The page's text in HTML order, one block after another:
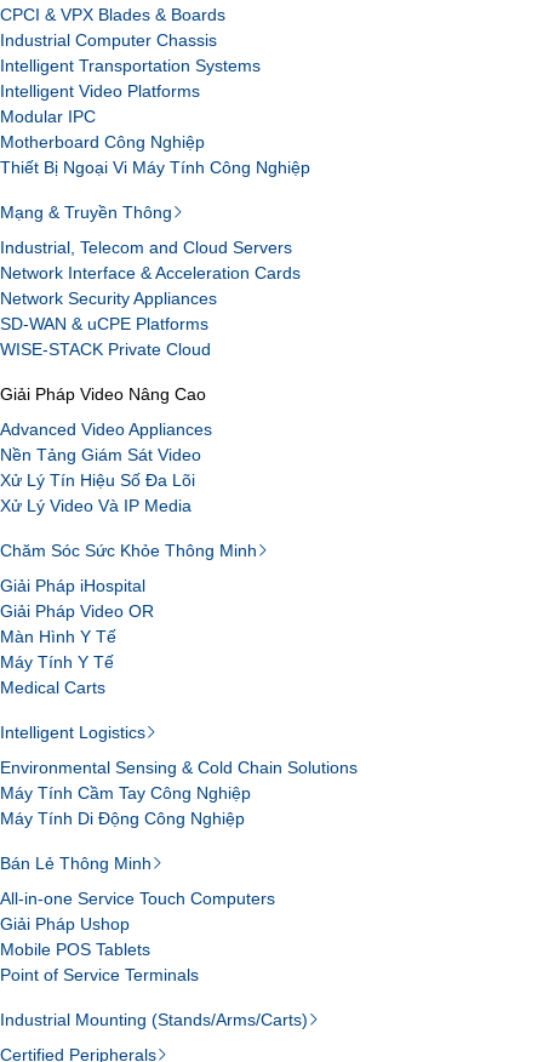
CPCI & VPX Blades & Boards
Industrial Computer Chassis
Intelligent Transportation Systems
Intelligent Video Platforms
Modular IPC
Motherboard Công Nghiệp
Thiết Bị Ngoại Vi Máy Tính Công Nghiệp
Mạng & Truyền Thông
Industrial, Telecom and Cloud Servers
Network Interface & Acceleration Cards
Network Security Appliances
SD-WAN & uCPE Platforms
WISE-STACK Private Cloud
Giải Pháp Video Nâng Cao
Advanced Video Appliances
Nền Tảng Giám Sát Video
Xử Lý Tín Hiệu Số Đa Lõi
Xử Lý Video Và IP Media
Chăm Sóc Sức Khỏe Thông Minh
Giải Pháp iHospital
Giải Pháp Video OR
Màn Hình Y Tế
Máy Tính Y Tế
Medical Carts
Intelligent Logistics
Environmental Sensing & Cold Chain Solutions
Máy Tính Cầm Tay Công Nghiệp
Máy Tính Di Động Công Nghiệp
Bán Lẻ Thông Minh
All-in-one Service Touch Computers
Giải Pháp Ushop
Mobile POS Tablets
Point of Service Terminals
Industrial Mounting (Stands/Arms/Carts)
Certified Peripherals